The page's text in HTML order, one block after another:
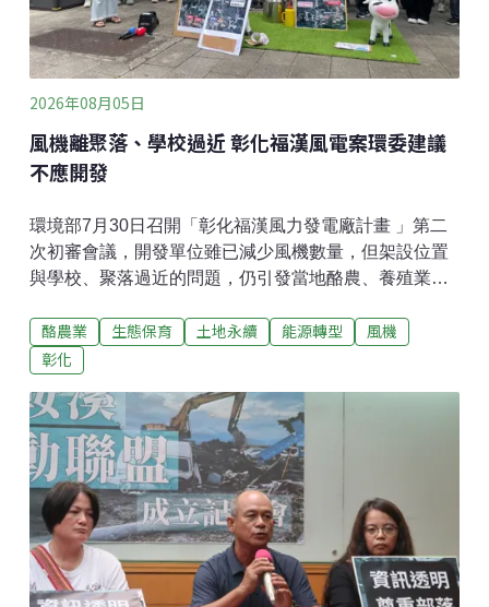
大肚山台地及周邊草生環境，可能曾是草鴞的重要棲地
之一。復育白茅草地營
2026年08月05日
風機離聚落、學校過近 彰化福漢風電案環委建議
不應開發
環境部7月30日召開「彰化福漢風力發電廠計畫 」第二
次初審會議，開發單位雖已減少風機數量，但架設位置
與學校、聚落過近的問題，仍引發當地酪農、養殖業者
估當地環境影響、居民意見後，最終決議本案不應開
發。這是繼彰化鋐威陸域風電與彰化大城陸域風電後，
全台之冠 居民總動員北上抗議不應再建「彰化福漢風力
發電廠計畫」的開發單位是哲威與漢威風力公司，計畫
在彰化縣芳苑鄉及福興鄉架設14座風機，單機容量3000
～6000kW、總裝置容量4萬2000～8萬4000kW。雖然
相較2024年本案第一次送審，業者已將總風機數由23支
縮減至14支，但架設位置與聚落和學校過近問題依然存
在。
酪農業 生態保育 土地永續 能源轉型
風機
彰化